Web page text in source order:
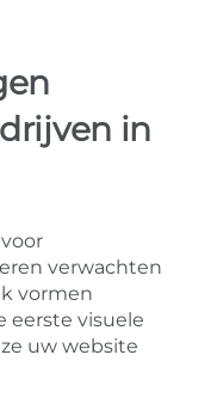
in
verwachten
vormen
eerste visuele
uw website